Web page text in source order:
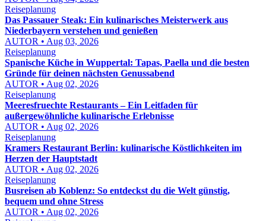
Reiseplanung
Das Passauer Steak: Ein kulinarisches Meisterwerk aus
Niederbayern verstehen und genießen
AUTOR • Aug 03, 2026
Reiseplanung
Spanische Küche in Wuppertal: Tapas, Paella und die besten
Gründe für deinen nächsten Genussabend
AUTOR • Aug 02, 2026
Reiseplanung
Meeresfruechte Restaurants – Ein Leitfaden für
außergewöhnliche kulinarische Erlebnisse
AUTOR • Aug 02, 2026
Reiseplanung
Kramers Restaurant Berlin: kulinarische Köstlichkeiten im
Herzen der Hauptstadt
AUTOR • Aug 02, 2026
Reiseplanung
Busreisen ab Koblenz: So entdeckst du die Welt günstig,
bequem und ohne Stress
AUTOR • Aug 02, 2026